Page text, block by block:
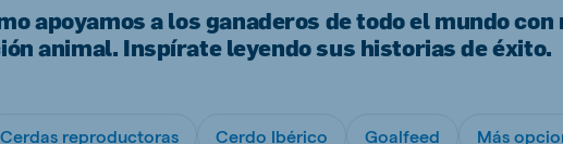
apoyamos a los ganaderos de todo el mundo
animal. Inspírate leyendo sus historias de éxito.
Cerdas reproductoras Cerdo Ibérico Goalfeed Más
Poland
Spanish